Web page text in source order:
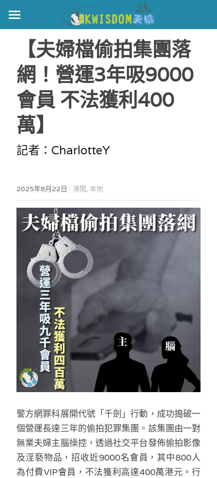
主頁
世界盃
伊美戰爭
黎智英案
正本清源•黎智英案
美西媒體謊言實錄
宏福火災
宏福‧革新
宏福火災正視聽
記錄．宏福苑火災
港聞
國際
娛樂
反華推手你要知
反華推手懶人包
民主派騙案十式
反華推手起底
美西霸凌內幕
美西極權主義
真相直擊
極端暴恐實錄
KOL 專欄
林淑芳專欄
屈穎妍專欄
朱庭萱專欄
莫綺琪專欄
黃萬成專欄
招國偉專欄
高松傑專欄
林伯強專欄
馮煒光專欄
絕密法庭檔案
醫院口岸爆炸案
屠龍小隊案
黎智英案審訊
支聯會案
35+顛覆案
生活
吃喝玩指南
休閒好介紹
親子
關於我們
人才招聘
投稿熱線
支持讚助
條款及細則
關於我們
搜索
繁體中文
English
【夫婦檔偷拍集團落
網！營運3年吸9000
會員 不法獲利400
萬】
記者：CharlotteY
2025年8月22日 · 港聞, 本地
警方網罪科展開代號「千劍」行動，成功搗破一
個營運長達三年的偷拍犯罪集團。該集團由一對
無業夫婦主腦操控，透過社交平台發佈偷拍影像
及淫褻物品，招收近9000名會員，其中800人
為付費VIP會員，不法獲利高達400萬港元。行